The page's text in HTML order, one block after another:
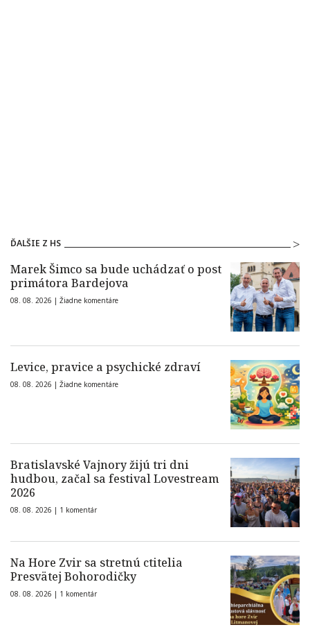
ĎALŠIE Z HS
Marek Šimco sa bude uchádzať o post
primátora Bardejova
08. 08. 2026 | Žiadne komentáre
Levice, pravice a psychické zdraví
08. 08. 2026 | Žiadne komentáre
Bratislavské Vajnory žijú tri dni
hudbou, začal sa festival Lovestream
2026
08. 08. 2026 | 1 komentár
Na Hore Zvir sa stretnú ctitelia
Presvätej Bohorodičky
08. 08. 2026 | 1 komentár